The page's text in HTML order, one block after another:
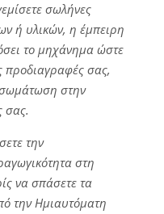
σωλήνες
ή υλικών, η έμπειρη
το μηχάνημα ώστε
προδιαγραφές σας,
στην
σας.
την
στη
να σπάσετε τα
την Ημιαυτόματη